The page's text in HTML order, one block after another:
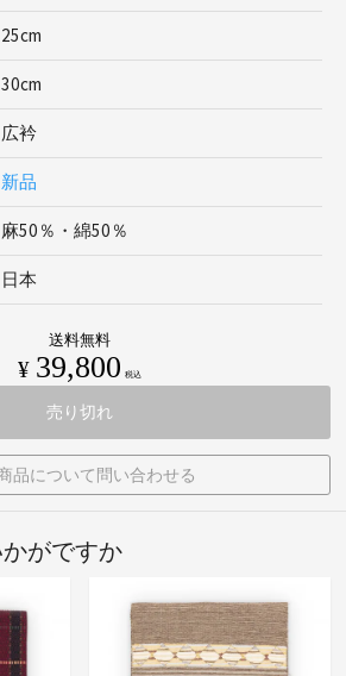
25cm
30cm
広衿
新品
麻50％・綿50％
日本
送料無料
¥ 39,800 税込
売り切れ
品について問い合わせる
がですか